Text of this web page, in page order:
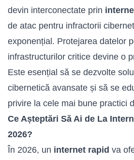
devin interconectate prin
de atac pentru infractorii
exponențial. Protejarea datelor
infrastructurilor critice devine o
Este esențial să se dezvolte
cibernetică avansate și să se
privire la cele mai bune practici
Ce Așteptări Să Ai de La
2026?
În 2026, un internet rapid va